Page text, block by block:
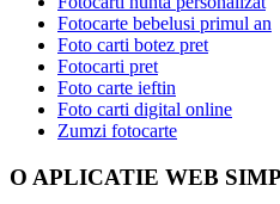
Fotocarte bebelusi primul an
Foto carti botez pret
Fotocarti pret
Foto carte ieftin
Foto carti digital online
Zumzi fotocarte
O APLICATIE WEB